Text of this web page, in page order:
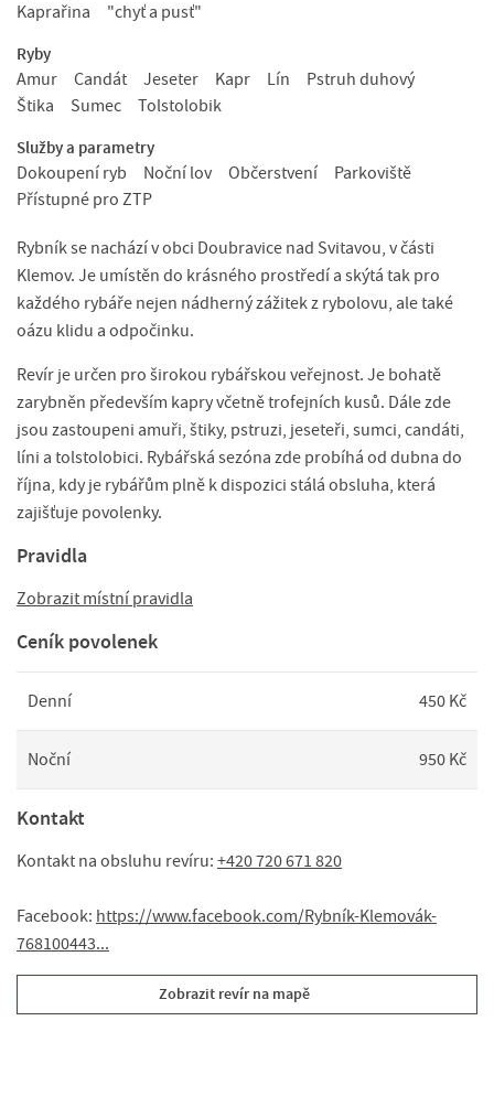
Kaprařina
"chyť a pusť"
Ryby
Amur
Candát Jeseter Kapr Lín
Pstruh duhový
Štika
Sumec
Tolstolobik
Služby a parametry
Dokoupení ryb
Noční lov Občerstvení
Parkoviště
Přístupné pro ZTP
Rybník se nachází v obci Doubravice nad Svitavou, v části
Klemov. Je umístěn do krásného prostředí a skýtá tak pro
každého rybáře nejen nádherný zážitek z rybolovu, ale také
oázu klidu a odpočinku.
Revír je určen pro širokou rybářskou veřejnost. Je bohatě
zarybněn především kapry včetně trofejních kusů. Dále zde
jsou zastoupeni amuři, štiky, pstruzi, jeseteři, sumci, candáti,
líni a tolstolobici. Rybářská sezóna zde probíhá od dubna do
října, kdy je rybářům plně k dispozici stálá obsluha, která
zajišťuje povolenky.
Pravidla
Zobrazit místní pravidla
Ceník povolenek
Denní 450 Kč
Noční 950 Kč
Kontakt
Kontakt na obsluhu revíru: +420 720 671 820
Facebook: https://www.facebook.com/Rybník-Klemovák-
768100443...
Zobrazit revír na mapě